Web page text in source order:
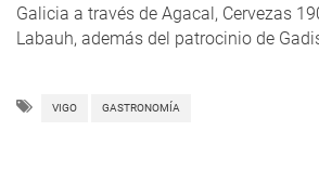
Galicia a través de Agacal, Cervezas
Labauh, además del patrocinio de
VIGO GASTRONOMÍA